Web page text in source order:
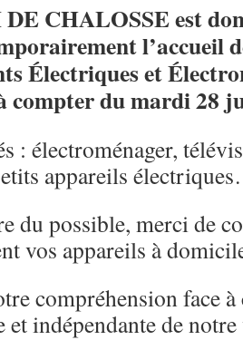
CHALOSSE est
l’accueil
Électriques et
compter du mardi 28
: électroménager,
appareils
du possible, merci de
vos appareils à
compréhension face
et indépendante de